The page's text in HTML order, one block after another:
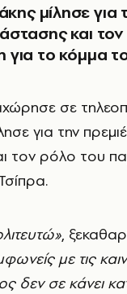
μίλησε
και
το κόμμα
σε
για την
τον ρόλο του
,
με τις
δεν σε κάνει